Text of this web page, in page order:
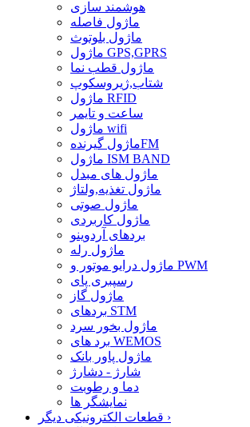
هوشمند سازی
ماژول فاصله
ماژول بلوتوث
ماژول GPS,GPRS
ماژول قطب نما
شتاب,ژیروسکوپ
ماژول RFID
ساعت و تایمر
ماژول wifi
ماژول گیرندهFM
ماژول ISM BAND
ماژول های مبدل
ماژول تغذیه,ولتاژ
ماژول صوتی
ماژول کاربردی
بردهای آردوینو
ماژول رله
ماژول درایو موتور و PWM
رسپبری پای
ماژول گاز
بردهای STM
ماژول بخور سرد
برد های WEMOS
ماژول پاور بانک
شارژ - دشارژ
دما و رطوبت
نمایشگر ها
›